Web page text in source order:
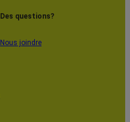
Des questions?
Nous joindre